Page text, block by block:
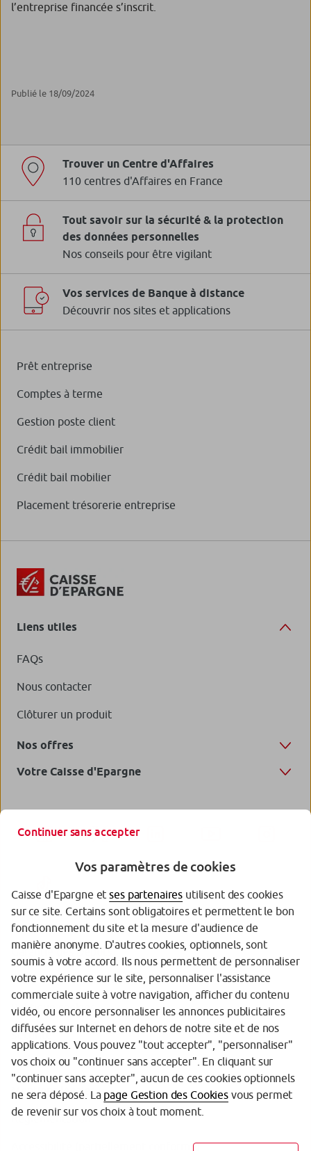
l’entreprise financée s’inscrit.
Publié le 18/09/2024
Trouver un Centre d'Affaires
110 centres d'Affaires en France
Tout savoir sur la sécurité & la protection
des données personnelles
Nos conseils pour être vigilant
Vos services de Banque à distance
Découvrir nos sites et applications
Prêt entreprise
Comptes à terme
Gestion poste client
Crédit bail immobilier
Crédit bail mobilier
Placement trésorerie entreprise
Liens utiles
FAQs
Nous contacter
Clôturer un produit
Nos offres
Votre Caisse d'Epargne
Garantie des Dépôts
Protection des données personnelles
Politique cookies
Sécurité
Tarifs
Mentions légales
Réglementation
Accessibilité (partiellement conforme)
Continuer sans accepter
Vos paramètres de cookies
Caisse d'Epargne etses partenaires utilisent des cookies
sur ce site. Certains sont obligatoires et permettent le bon
fonctionnement du site et la mesure d'audience de
manière anonyme. D'autres cookies, optionnels, sont
soumis à votre accord. Ils nous permettent de personnaliser
votre expérience sur le site, personnaliser l'assistance
commerciale suite à votre navigation, afficher du contenu
vidéo, ou encore personnaliser les annonces publicitaires
diffusées sur Internet en dehors de notre site et de nos
applications. Vous pouvez "tout accepter", "personnaliser"
vos choix ou "continuer sans accepter". En cliquant sur
"continuer sans accepter", aucun de ces cookies optionnels
ne sera déposé. La page Gestion des Cookiesvous permet
de revenir sur vos choix à tout moment.